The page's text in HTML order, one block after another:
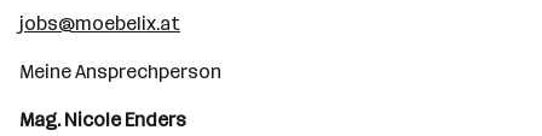
jobs@moebelix.at
Meine Ansprechperson
Mag. Nicole Enders